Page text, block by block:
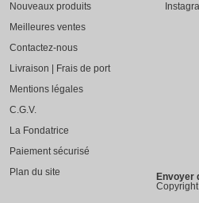
Nouveaux produits
Meilleures ventes
Contactez-nous
Livraison | Frais de port
Mentions légales
C.G.V.
La Fondatrice
Paiement sécurisé
Plan du site
Envoyer